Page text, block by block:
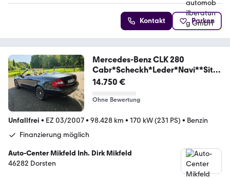
Kontakt Parken
Mercedes-Benz CLK 280
Cabr*Scheckh*Leder*Navi**Sitzh
*R+L Sens
14.750 €
Ohne Bewertung
Unfallfrei • EZ 03/2007• 98.428 km • 170 kW (231 PS) • Benzin
Finanzierung möglich
Auto-Center Mikfeld Inh. Dirk Mikfeld
46282 Dorsten